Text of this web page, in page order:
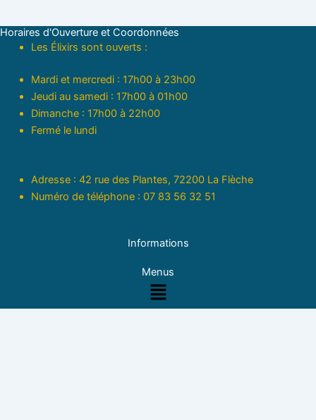
Horaires d'Ouverture et Coordonnées
Les Élixirs sont ouverts :
Mardi et mercredi : 17h00 à 23h00
Jeudi au samedi : 17h00 à 01h00
Dimanche : 17h00 à 22h00
Fermé le lundi
Adresse : 42 rue des Plantes, 72200 La Flèche
Numéro de téléphone : 07 83 56 32 51
Informations
Menus
Menu